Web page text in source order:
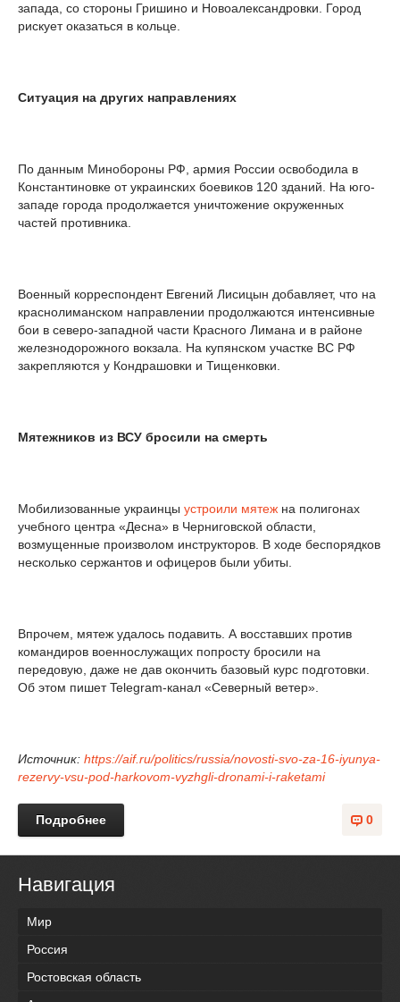
запада, со стороны Гришино и Новоалександровки. Город
рискует оказаться в кольце.
Ситуация на других направлениях
По данным Минобороны РФ, армия России освободила в
Константиновке от украинских боевиков 120 зданий. На юго-
западе города продолжается уничтожение окруженных
частей противника.
Военный корреспондент Евгений Лисицын добавляет, что на
краснолиманском направлении продолжаются интенсивные
бои в северо-западной части Красного Лимана и в районе
железнодорожного вокзала. На купянском участке ВС РФ
закрепляются у Кондрашовки и Тищенковки.
Мятежников из ВСУ бросили на смерть
Мобилизованные украинцы устроили мятеж на полигонах
учебного центра «Десна» в Черниговской области,
возмущенные произволом инструкторов. В ходе беспорядков
несколько сержантов и офицеров были убиты.
Впрочем, мятеж удалось подавить. А восставших против
командиров военнослужащих попросту бросили на
передовую, даже не дав окончить базовый курс подготовки.
Об этом пишет Telegram-канал «Северный ветер».
Источник: https://aif.ru/politics/russia/novosti-svo-za-16-iyunya-
rezervy-vsu-pod-harkovom-vyzhgli-dronami-i-raketami
0
Подробнее
Навигация
Мир
Россия
Ростовская область